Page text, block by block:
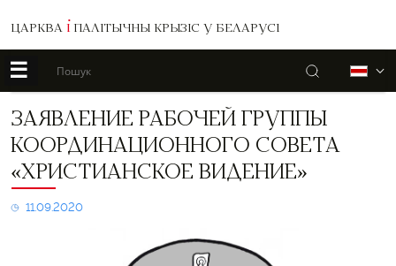
ЦАРКВА І ПАЛІТЫЧНЫ КРЫЗІС У БЕЛАРУСІ
☰ Пошук
Заявление
группы
Координационного
совета
«Христианское
видение»
ЗАЯВЛЕНИЕ РАБОЧЕЙ ГРУППЫ
КООРДИНАЦИОННОГО СОВЕТА
«ХРИСТИАНСКОЕ ВИДЕНИЕ»
11.09.2020